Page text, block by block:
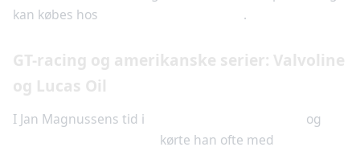
kan købes hos
.
GT-racing og amerikanske serier: Valvoline
og Lucas Oil
I Jan Magnussens tid i
og
kørte han ofte med